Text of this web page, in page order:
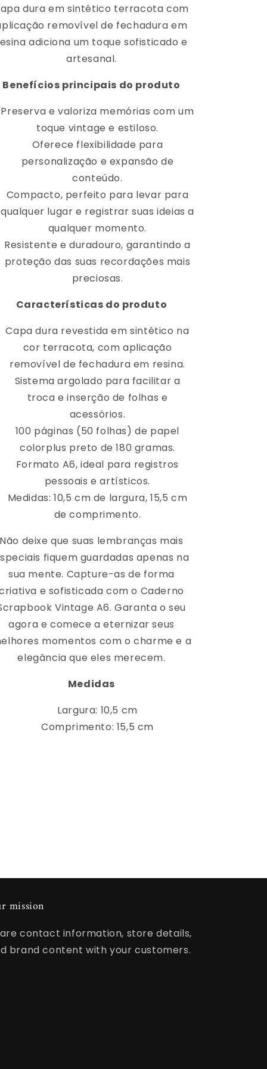
dura em sintético terracota com
removível de fechadura em
adiciona um toque sofisticado e
artesanal.
Benefícios principais do produto
Preserva e valoriza memórias com um
toque vintage e estiloso.
Oferece flexibilidade para
personalização e expansão de
conteúdo.
Compacto, perfeito para levar para
qualquer lugar e registrar suas ideias a
qualquer momento.
Resistente e duradouro, garantindo a
proteção das suas recordações mais
preciosas.
Características do produto
Capa dura revestida em sintético na
cor terracota, com aplicação
removível de fechadura em resina.
Sistema argolado para facilitar a
troca e inserção de folhas e
acessórios.
100 páginas (50 folhas) de papel
colorplus preto de 180 gramas.
Formato A6, ideal para registros
pessoais e artísticos.
Medidas: 10,5 cm de largura, 15,5 cm
de comprimento.
Não deixe que suas lembranças mais
fiquem guardadas apenas na
sua mente. Capture-as de forma
e sofisticada com o Caderno
Vintage A6. Garanta o seu
agora e comece a eternizar seus
momentos com o charme e a
elegância que eles merecem.
Medidas
Largura: 10,5 cm
Comprimento: 15,5 cm
mission
contact information, store details,
brand content with your customers.